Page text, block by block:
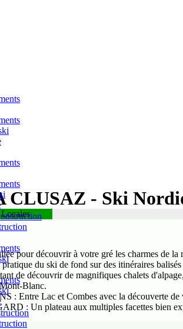
CLUSAZ - Ski
Massif des Aravis
pour découvrir à votre gré les charmes de
du ski de fond sur des itinéraires
de découvrir de magnifiques chalets
Blanc.
: Entre Lac et Combes avec la découverte
: Un plateau aux multiples facettes bien